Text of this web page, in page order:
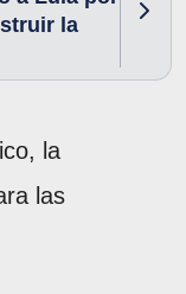
la
la
las